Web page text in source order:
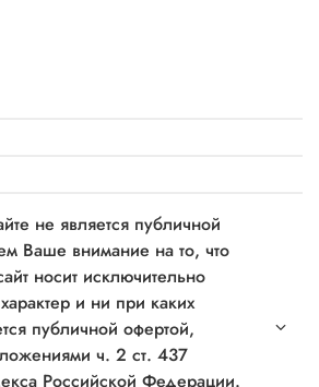
не является публичной
Ваше внимание на то, что
носит исключительно
и ни при каких
публичной офертой,
ч. 2 ст. 437
Российской Федерации.